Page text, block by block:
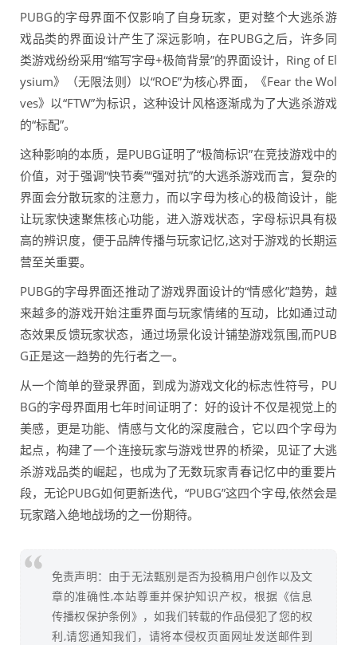
PUBG的字母界面不仅影响了自身玩家，更对整个大逃杀游
戏品类的界面设计产生了深远影响，在PUBG之后，许多同
类游戏纷纷采用“缩写字母+极简背景”的界面设计，Ring of El
ysium》（无限法则）以“ROE”为核心界面，《Fear the Wol
ves》以“FTW”为标识，这种设计风格逐渐成为了大逃杀游戏
的“标配”。
这种影响的本质，是PUBG证明了“极简标识”在竞技游戏中的
价值，对于强调“快节奏”“强对抗”的大逃杀游戏而言，复杂的
界面会分散玩家的注意力，而以字母为核心的极简设计，能
让玩家快速聚焦核心功能，进入游戏状态，字母标识具有极
高的辨识度，便于品牌传播与玩家记忆,这对于游戏的长期运
营至关重要。
PUBG的字母界面还推动了游戏界面设计的“情感化”趋势，越
来越多的游戏开始注重界面与玩家情绪的互动，比如通过动
态效果反馈玩家状态，通过场景化设计铺垫游戏氛围,而PUB
G正是这一趋势的先行者之一。
从一个简单的登录界面，到成为游戏文化的标志性符号，PU
BG的字母界面用七年时间证明了：好的设计不仅是视觉上的
美感，更是功能、情感与文化的深度融合，它以四个字母为
起点，构建了一个连接玩家与游戏世界的桥梁，见证了大逃
杀游戏品类的崛起，也成为了无数玩家青春记忆中的重要片
段，无论PUBG如何更新迭代，“PUBG”这四个字母,依然会是
玩家踏入绝地战场的之一份期待。
免责声明：由于无法甄别是否为投稿用户创作以及文
章的准确性,本站尊重并保护知识产权，根据《信息
传播权保护条例》，如我们转载的作品侵犯了您的权
利,请您通知我们，请将本侵权页面网址发送邮件到